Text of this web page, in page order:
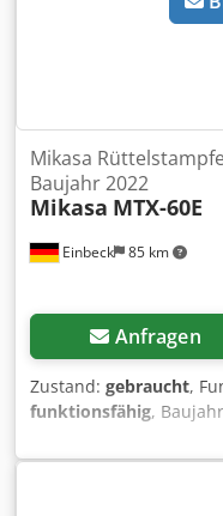
Einbeck 85 km
Mikasa
Baujahr 2022
Mikasa MTX-60E
Anfragen
Zustand: gebraucht,
funktionsfähig,
MTX-60E — Baujahr
professionellen
GmbH, Einbeck.